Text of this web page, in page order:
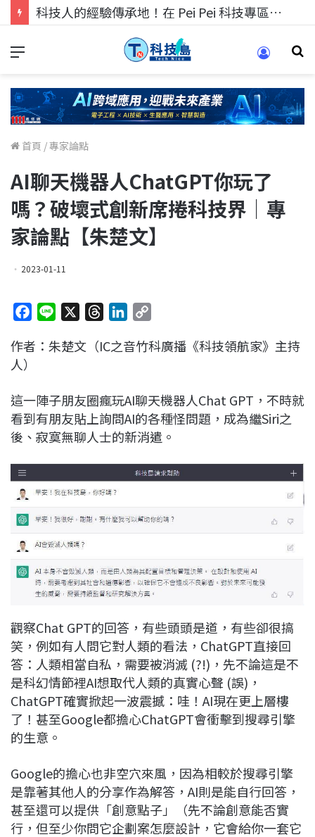
科技人的經驗傳承地！在 Pei Pei 科技專區，與學弟妹交流最硬核的技術
首頁 /專家論點
AI聊天機器人ChatGPT你玩了
嗎？破壞式創新席捲科技界｜專
家論點【朱楚文】
2023-01-11
c
o
o
k
n
r
d
s
n
d
I
n
p
i
n
k
作者：朱楚文（IC之音竹科廣播《科技領航家》主持
人）
這一陣子朋友圈瘋玩AI聊天機器人Chat GPT，不時就
看到有朋友貼上詢問AI的各種怪問題，成為繼Siri之
後、寂寞無聊人士的新消遣。
觀察Chat GPT的回答，有些頭頭是道，有些卻很搞
笑，例如有人問它對人類的看法，ChatGPT直接回
答：人類相當自私，需要被消滅 (?!)，先不論這是不
是科幻情節裡AI想取代人類的真實心聲 (誤)，
ChatGPT確實掀起一波震撼：哇！AI現在更上層樓
了！甚至Google都擔心ChatGPT會衝擊到搜尋引擎
的生意。
Google的擔心也非空穴來風，因為相較於搜尋引擎
是靠著其他人的分享作為解答，AI則是能自行回答，
甚至還可以提供「創意點子」（先不論創意能否實
行，但至少你問它企劃案怎麼設計，它會給你一套它